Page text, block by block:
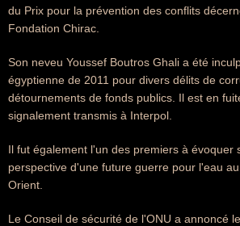
du Prix pour la prévention des conflits
Fondation Chirac.
Son neveu Youssef Boutros Ghali a été
égyptienne de 2011 pour divers délits de
détournements de fonds publics. Il est en
signalement transmis à Interpol.
Il fut également l'un des premiers à évoquer
perspective d'une future guerre pour l'eau
Orient.
Le Conseil de sécurité de l'ONU a annoncé